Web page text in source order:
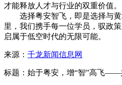
才能释放人才与行业的双重价值。
选择粤安智飞，即是选择与
里，我们携手每一位学员，驭政
启属于低空时代的无限可能。
来源： 千龙新闻信息网
标题：始于粤安，增“智”高飞——